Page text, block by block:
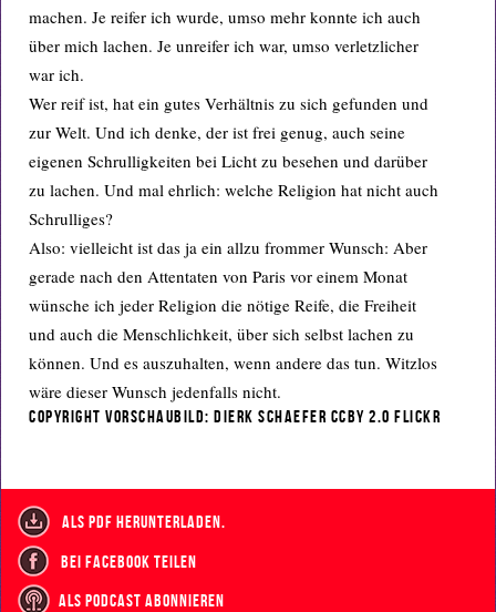
machen. Je reifer ich wurde, umso mehr konnte ich auch
über mich lachen. Je unreifer ich war, umso verletzlicher
war ich.
Wer reif ist, hat ein gutes Verhältnis zu sich gefunden und
zur Welt. Und ich denke, der ist frei genug, auch seine
eigenen Schrulligkeiten bei Licht zu besehen und darüber
zu lachen. Und mal ehrlich: welche Religion hat nicht auch
Schrulliges?
Also: vielleicht ist das ja ein allzu frommer Wunsch: Aber
gerade nach den Attentaten von Paris vor einem Monat
wünsche ich jeder Religion die nötige Reife, die Freiheit
und auch die Menschlichkeit, über sich selbst lachen zu
können. Und es auszuhalten, wenn andere das tun. Witzlos
wäre dieser Wunsch jedenfalls nicht.
Copyright Vorschaubild: dierk schaefer CCBY 2.0 flickr
als PDF herunterladen.
bei Facebook teilen
als Podcast abonnieren